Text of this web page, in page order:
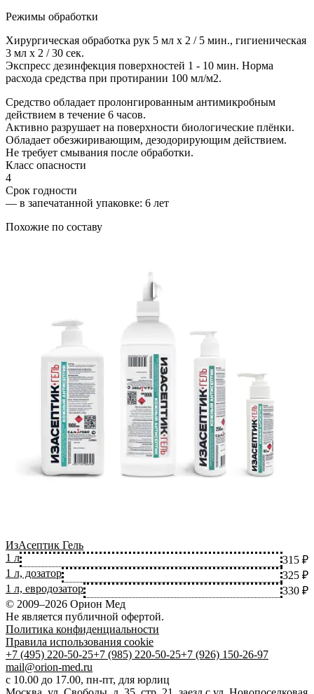
Режимы обработки
Хирургическая обработка рук 5 мл х 2 / 5 мин., гигиеническая
3 мл х 2 / 30 сек.
Экспресс дезинфекция поверхностей 1 - 10 мин. Норма
расхода средства при протирании 100 мл/м2.
Средство обладает пролонгированным антимикробным
действием в течение 6 часов.
Активно разрушает на поверхности биологические плёнки.
Обладает обезжиривающим, дезодорирующим действием.
Не требует смывания после обработки.
Класс опасности
4
Срок годности
— в запечатанной упаковке: 6 лет
Похожие по составу
ИзАсептик Гель
1 л
315 ₽
1 л, дозатор
325 ₽
1 л, евродозатор
330 ₽
© 2009–2026 Орион Мед
Не является публичной офертой.
Политика конфиденциальности
Правила использования cookie
+7 (495) 220-50-25+7 (985) 220-50-25+7 (926) 150-26-97
mail@orion-med.ru
c 10.00 до 17.00, пн-пт, для юрлиц